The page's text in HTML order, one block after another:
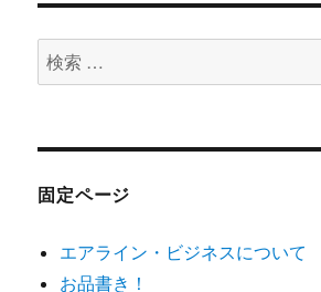
検
索
象:
固定ページ
エアライン・ビジネスについて
お品書き！